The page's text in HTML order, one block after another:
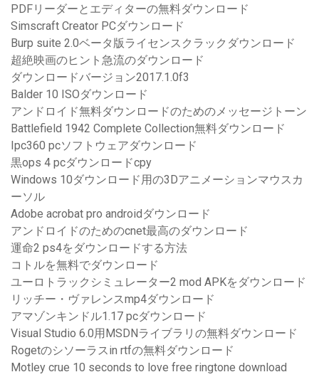
PDFリーダーとエディターの無料ダウンロード
Simscraft Creator PCダウンロード
Burp suite 2.0ベータ版ライセンスクラックダウンロード
超絶映画のヒント急流のダウンロード
ダウンロードバージョン2017.1.0f3
Balder 10 ISOダウンロード
アンドロイド無料ダウンロードのためのメッセージトーン
Battlefield 1942 Complete Collection無料ダウンロード
Ipc360 pcソフトウェアダウンロード
黒ops 4 pcダウンロードcpy
Windows 10ダウンロード用の3Dアニメーションマウスカ
ーソル
Adobe acrobat pro androidダウンロード
アンドロイドのためのcnet最高のダウンロード
運命2 ps4をダウンロードする方法
コトルを無料でダウンロード
ユーロトラックシミュレーター2 mod APKをダウンロード
リッチー・ヴァレンスmp4ダウンロード
アマゾンキンドル1.17 pcダウンロード
Visual Studio 6.0用MSDNライブラリの無料ダウンロード
Rogetのシソーラスin rtfの無料ダウンロード
Motley crue 10 seconds to love free ringtone download